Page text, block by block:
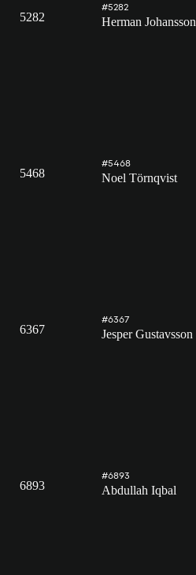
5282
#5282
Herman Johansson
5468
#5468
Noel Törnqvist
6367
#6367
Jesper Gustavsson
6893
#6893
Abdullah Iqbal